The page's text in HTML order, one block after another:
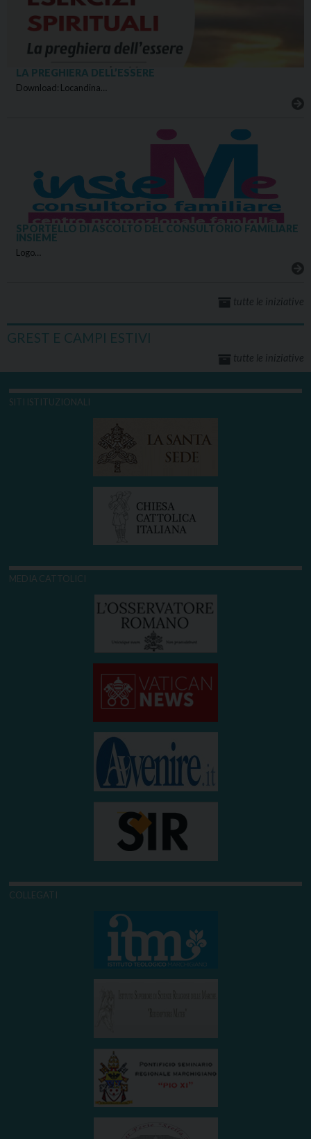
LA PREGHIERA DELL’ESSERE
Download: Locandina…
SPORTELLO DI ASCOLTO DEL CONSULTORIO FAMILIARE
INSIEME
Logo…
tutte le iniziative
GREST E CAMPI ESTIVI
tutte le iniziative
SITI ISTITUZIONALI
MEDIA CATTOLICI
COLLEGATI